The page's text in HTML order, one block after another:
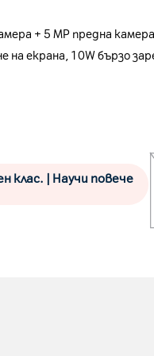
+ 5 MP предна камера
на екрана, 10W бързо
клас. | Научи повече